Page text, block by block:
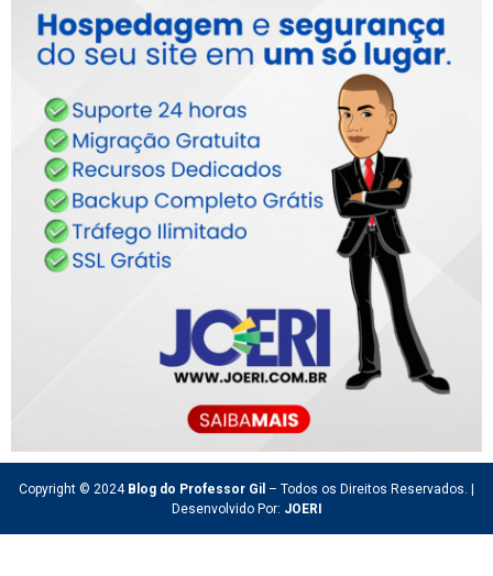
Copyright © 2024 Blog do Professor Gil – Todos os Direitos Reservados. |
Desenvolvido Por: JOERI